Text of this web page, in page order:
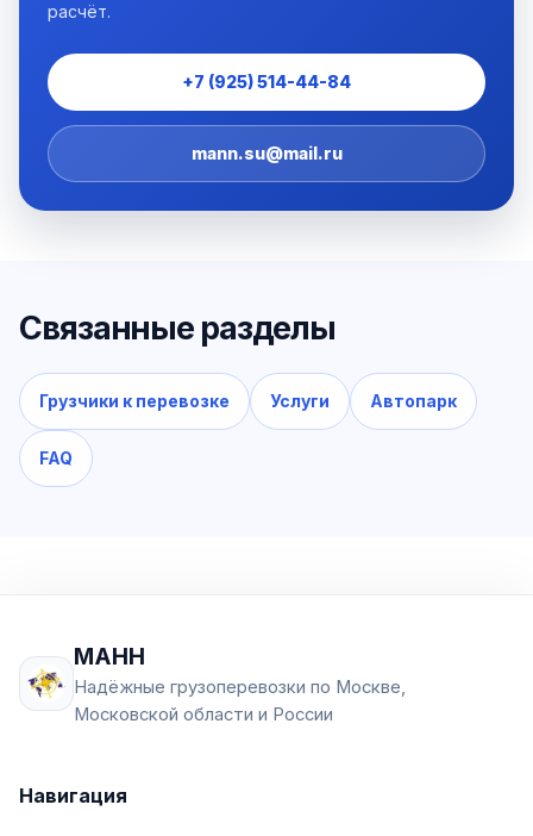
расчёт.
+7 (925) 514-44-84
mann.su@mail.ru
Связанные разделы
Грузчики к перевозке Услуги Автопарк
FAQ
МАНН
Надёжные грузоперевозки по Москве,
Московской области и России
Навигация